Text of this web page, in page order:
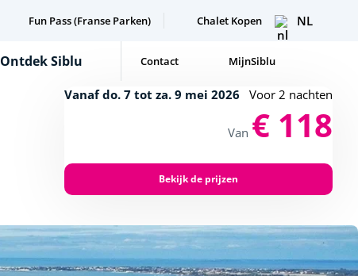
Fun Pass (Franse Parken) Chalet Kopen NL
Ontdek Siblu Contact MijnSiblu
Vanaf do. 7 tot za. 9 mei 2026 Voor 2 nachten
Van € 118
Bekijk de prijzen